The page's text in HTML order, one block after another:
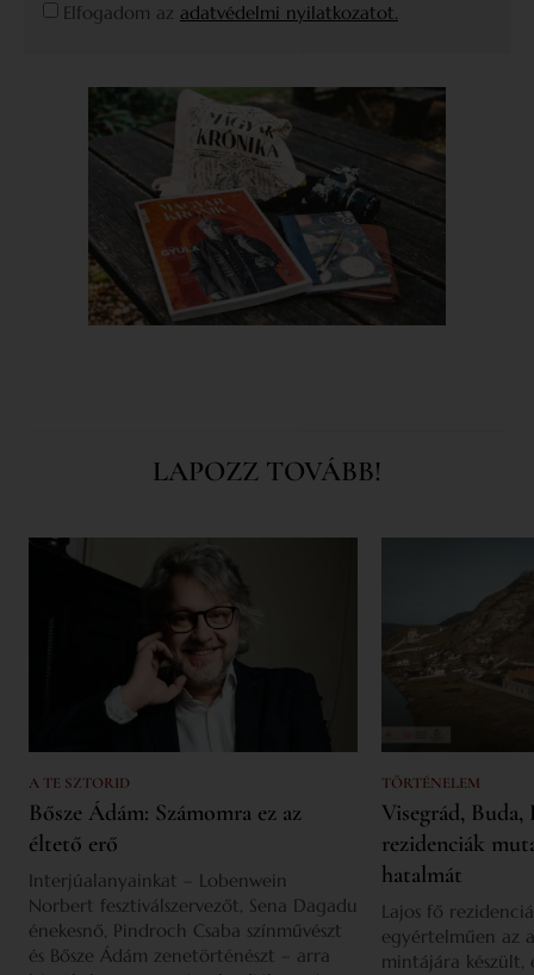
Elfogadom az adatvédelmi nyilatkozatot.
LAPOZZ TOVÁBB!
A TE SZTORID
Bősze Ádám: Számomra ez az
éltető erő
Interjúalanyainkat – Lobenwein
Norbert fesztiválszervezőt, Sena Dagadu
énekesnő, Pindroch Csaba színművészt
és Bősze Ádám zenetörténészt – arra
TÖRTÉNELEM
Visegrád,
rezidenciák
hatalmát
Lajos fő
egyértelműen az
mintájára készült,